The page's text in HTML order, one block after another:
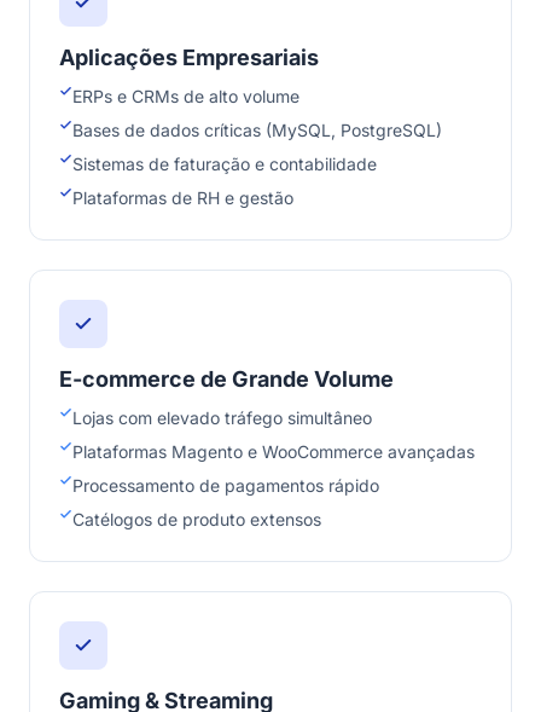
Aplicações Empresariais
ERPs e CRMs de alto volume
Bases de dados críticas (MySQL, PostgreSQL)
Sistemas de faturação e contabilidade
Plataformas de RH e gestão
E-commerce de Grande Volume
Lojas com elevado tráfego simultâneo
Plataformas Magento e WooCommerce avançadas
Processamento de pagamentos rápido
Catélogos de produto extensos
Gaming & Streaming